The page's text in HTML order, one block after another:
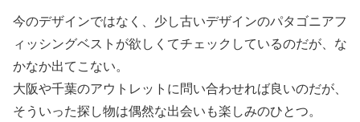
今のデザインではなく、少し古いデザインのパタゴニアフ
ィッシングベストが欲しくてチェックしているのだが、な
かなか出てこない。
大阪や千葉のアウトレットに問い合わせれば良いのだが、
そういった探し物は偶然な出会いも楽しみのひとつ。